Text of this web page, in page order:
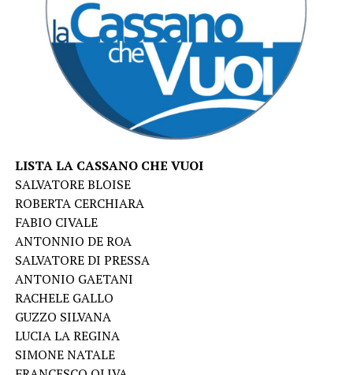
LISTA LA CASSANO CHE VUOI
SALVATORE BLOISE
ROBERTA CERCHIARA
FABIO CIVALE
ANTONNIO DE ROA
SALVATORE DI PRESSA
ANTONIO GAETANI
RACHELE GALLO
GUZZO SILVANA
LUCIA LA REGINA
SIMONE NATALE